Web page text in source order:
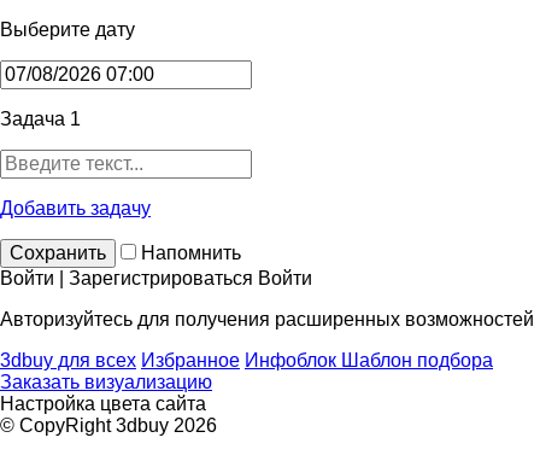
Выберите дату
Задача 1
Добавить задачу
Сохранить
Напомнить
Войти | Зарегистрироваться Войти
Авторизуйтесь для получения расширенных возможностей
3dbuy для всех Избранное Инфоблок Шаблон подбора
Заказать визуализацию
Настройка цвета сайта
© CopyRight 3dbuy 2026